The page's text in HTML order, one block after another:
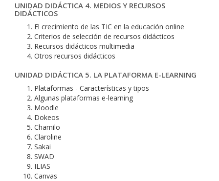
UNIDAD DIDÁCTICA 4. MEDIOS Y RECURSOS
DIDÁCTICOS
El crecimiento de las TIC en la educación online
Criterios de selección de recursos didácticos
Recursos didácticos multimedia
Otros recursos didácticos
UNIDAD DIDÁCTICA 5. LA PLATAFORMA E-LEARNING
Plataformas - Características y tipos
Algunas plataformas e-learning
Moodle
Dokeos
Chamilo
Claroline
Sakai
SWAD
ILIAS
Canvas